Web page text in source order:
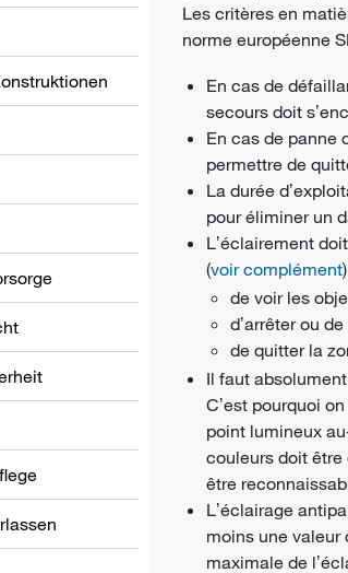
Les critères en
norme européenne
En cas de
secours doit
En cas de panne
permettre de
La durée
pour éliminer un
Lʼéclairement
(voir complément
de voir les
dʼarrêter ou
de quitter la
Il faut
Cʼest pourquoi
point lumineux
couleurs doit être
être
Lʼéclairage
moins une valeur
maximale de